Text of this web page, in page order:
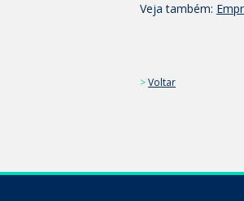
Veja também:
>Voltar